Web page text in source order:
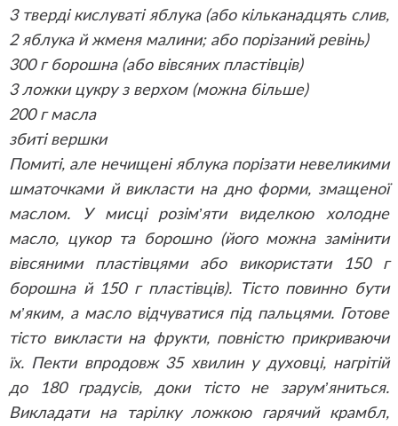
3 тверді кислуваті яблука (або кільканадцять слив,
2 яблука й жменя малини; або порізаний ревінь)
300 г борошна (або вівсяних пластівців)
3 ложки цукру з верхом (можна більше)
200 г масла
збиті вершки
Помиті, але нечищені яблука порізати невеликими
шматочками й викласти на дно форми, змащеної
маслом. У мисці розім’яти виделкою холодне
масло, цукор та борошно (його можна замінити
вівсяними пластівцями або використати 150 г
борошна й 150 г пластівців). Тісто повинно бути
м’яким, а масло відчуватися під пальцями. Готове
тісто викласти на фрукти, повністю прикриваючи
їх. Пекти впродовж 35 хвилин у духовці, нагрітій
до 180 градусів, доки тісто не зарум’яниться.
Викладати на тарілку ложкою гарячий крамбл,